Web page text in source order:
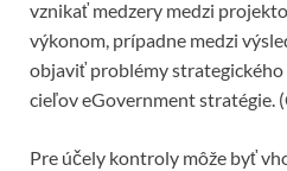
vznikať medzery medzi
výkonom, prípadne medzi
objaviť problémy
cieľov eGovernment stratégie.
Pre účely kontroly môže byť